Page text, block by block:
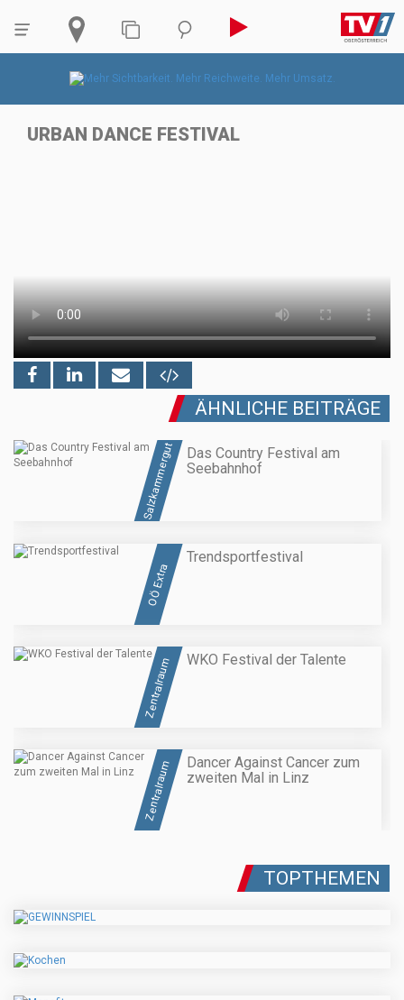
URBAN DANCE FESTIVAL
ÄHNLICHE BEITRÄGE
Salzkammergut
Das Country Festival am
Seebahnhof
OÖ Extra
Trendsportfestival
Zentralraum WKO Festival der Talente
Zentralraum
Dancer Against Cancer zum
zweiten Mal in Linz
TOPTHEMEN